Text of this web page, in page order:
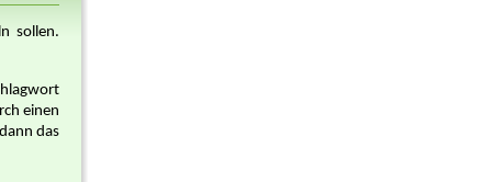
sollen.
einen
das